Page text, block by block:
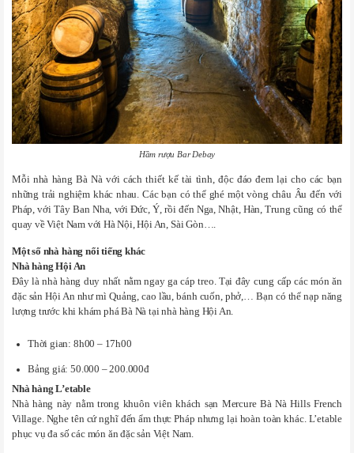
Hầm rượu Bar Debay
Mỗi nhà hàng Bà Nà với cách thiết kế tài tình, độc đáo đem lại cho các bạn
những trải nghiệm khác nhau. Các bạn có thể ghé một vòng châu Âu đến với
Pháp, với Tây Ban Nha, với Đức, Ý, rồi đến Nga, Nhật, Hàn, Trung cũng có thể
quay về Việt Nam với Hà Nội, Hội An, Sài Gòn….
Một số nhà hàng nổi tiếng khác
Nhà hàng Hội An
Đây là nhà hàng duy nhất nằm ngay ga cáp treo. Tại đây cung cấp các món ăn
đặc sản Hội An như mì Quảng, cao lầu, bánh cuốn, phở,… Bạn có thể nạp năng
lượng trước khi khám phá Bà Nà tại nhà hàng Hội An.
Thời gian: 8h00 – 17h00
Bảng giá: 50.000 – 200.000đ
Nhà hàng L’etable
Nhà hàng này nằm trong khuôn viên khách sạn Mercure Bà Nà Hills French
Village. Nghe tên cứ nghĩ đến ẩm thực Pháp nhưng lại hoàn toàn khác. L’etable
phục vụ đa số các món ăn đặc sản Việt Nam.